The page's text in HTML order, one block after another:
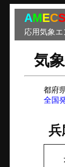
AMECS
応用気象
気
都府
全国